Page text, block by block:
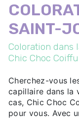
SAINT-
Coloration dans
Chic Choc
Cherchez-vous
capillaire dans la
cas, Chic Choc
pour vous. Avec